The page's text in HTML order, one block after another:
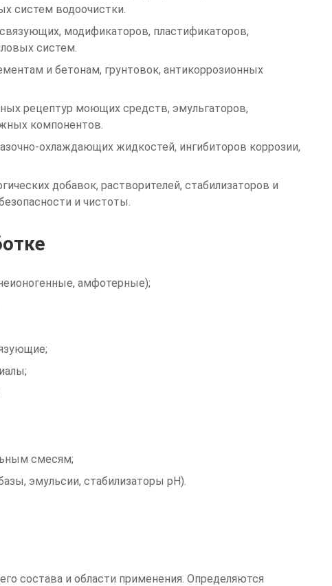
систем водоочистки.
модификаторов, пластификаторов,
систем.
и бетонам, грунтовок, антикоррозионных
рецептур моющих средств, эмульгаторов,
компонентов.
охлаждающих жидкостей, ингибиторов коррозии,
добавок, растворителей, стабилизаторов и
и чистоты.
амфотерные);
смесям;
эмульсии, стабилизаторы pH).
состава и области применения. Определяются